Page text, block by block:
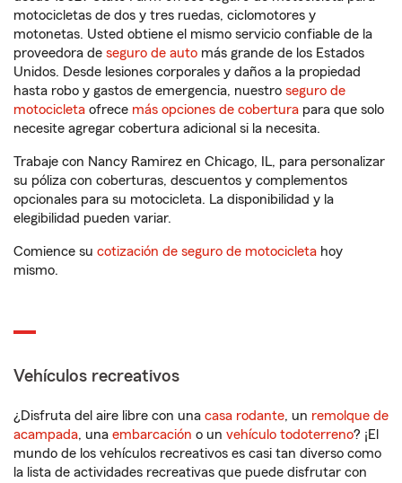
motocicletas de dos y tres ruedas, ciclomotores y
motonetas. Usted obtiene el mismo servicio confiable de la
proveedora de seguro de auto más grande de los Estados
Unidos. Desde lesiones corporales y daños a la propiedad
hasta robo y gastos de emergencia, nuestro seguro de
motocicleta ofrece más opciones de cobertura para que solo
necesite agregar cobertura adicional si la necesita.
Trabaje con Nancy Ramirez en Chicago, IL, para personalizar
su póliza con coberturas, descuentos y complementos
opcionales para su motocicleta. La disponibilidad y la
elegibilidad pueden variar.
Comience su cotización de seguro de motocicleta hoy
mismo.
Vehículos recreativos
¿Disfruta del aire libre con una casa rodante, un remolque de
acampada, una embarcación o un vehículo todoterreno? ¡El
mundo de los vehículos recreativos es casi tan diverso como
la lista de actividades recreativas que puede disfrutar con